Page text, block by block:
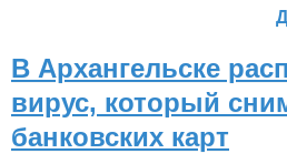
В Архангельске
вирус, который
банковских карт